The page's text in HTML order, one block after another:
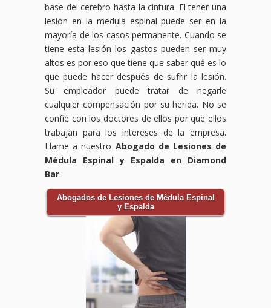
base del cerebro hasta la cintura. El tener una
lesión en la medula espinal puede ser en la
mayoría de los casos permanente. Cuando se
tiene esta lesión los gastos pueden ser muy
altos es por eso que tiene que saber qué es lo
que puede hacer después de sufrir la lesión.
Su empleador puede tratar de negarle
cualquier compensación por su herida. No se
confíe con los doctores de ellos por que ellos
trabajan para los intereses de la empresa.
Llame a nuestro Abogado de Lesiones de
Médula Espinal y Espalda en Diamond
Bar.
Abogados de Lesiones de Médula Espinal
y Espalda